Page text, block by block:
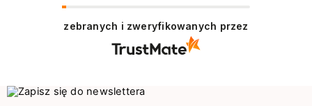
zebranych i zweryfikowanych przez